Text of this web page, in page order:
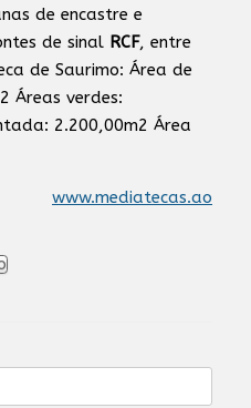
de encastre e
de sinal RCF, entre
de Saurimo: Área de
Áreas verdes:
2.200,00m2 Área
www.mediatecas.ao